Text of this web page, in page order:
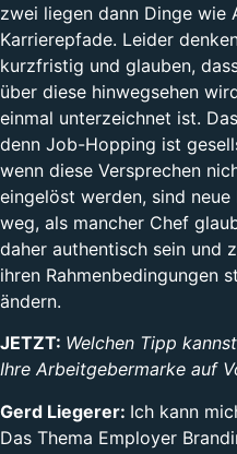
zwei liegen dann Dinge wie
Karrierepfade. Leider
kurzfristig und glauben,
über diese hinwegsehen
einmal unterzeichnet ist.
denn Job-Hopping ist
wenn diese Versprechen
eingelöst werden, sind
weg, als mancher Chef
daher authentisch sein und
ihren Rahmenbedingungen
ändern.
JETZT: Welchen Tipp
Ihre Arbeitgebermarke auf
Gerd Liegerer: Ich kann
Das Thema Employer